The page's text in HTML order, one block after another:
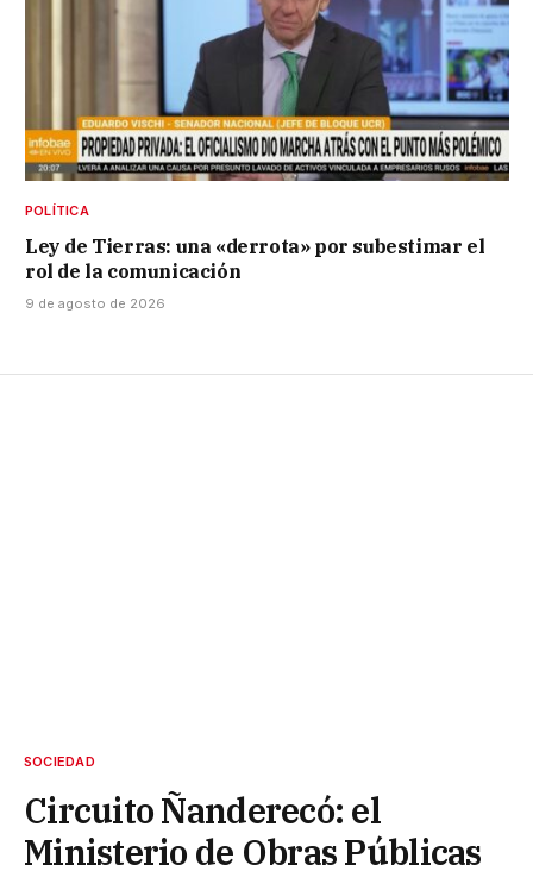
POLÍTICA
Ley de Tierras: una «derrota» por subestimar el
rol de la comunicación
9 de agosto de 2026
SOCIEDAD
Circuito Ñanderecó: el
Ministerio de Obras Públicas